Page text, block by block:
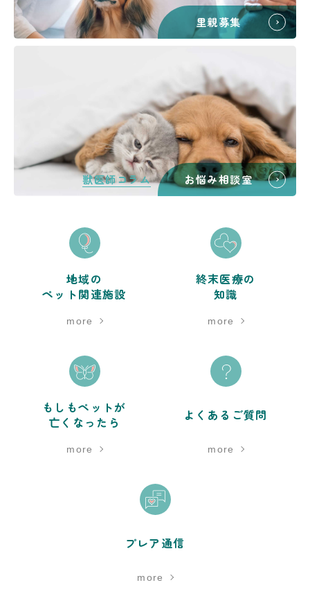
里親募集
獣医師コラム お悩み相談室
地域の
ペット関連施設
more
終末医療の
知識
more
もしもペットが
亡くなったら
more
よくあるご質問
more
プレア通信
more